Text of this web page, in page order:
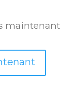
maintenant